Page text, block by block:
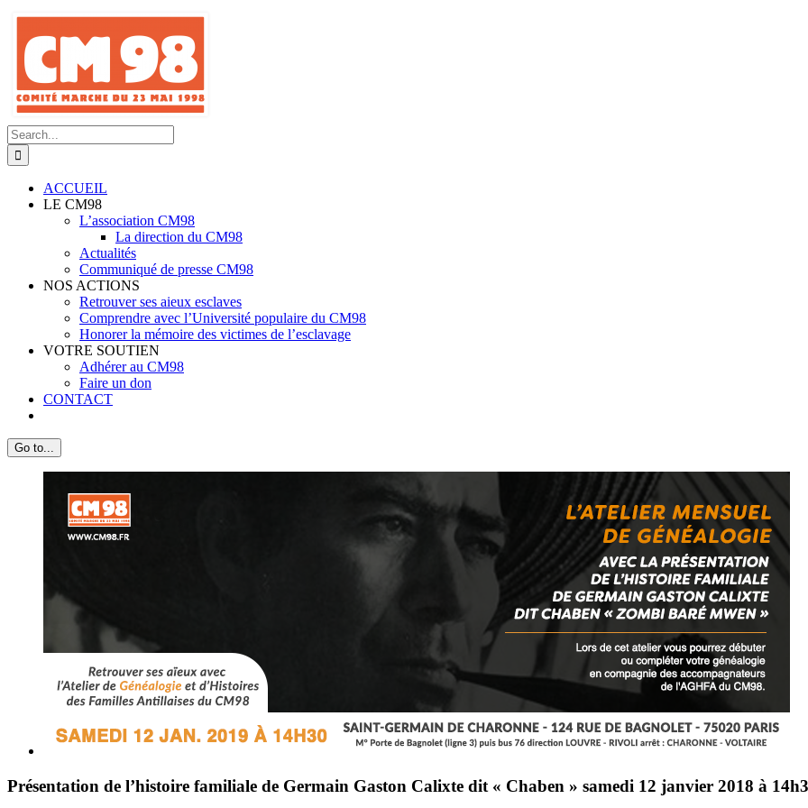
Skip
content
Search
for:
ACCUEIL
LE CM98
L’association CM98
La direction du CM98
Actualités
Communiqué de presse CM98
NOS ACTIONS
Retrouver ses aieux esclaves
Comprendre avec l’Université populaire du CM98
Honorer la mémoire des victimes de l’esclavage
VOTRE SOUTIEN
Adhérer au CM98
Faire un don
CONTACT
Go to...
Larger
Image
Présentation de l’histoire familiale de Germain Gaston Calixte dit « Chaben » samedi 12 janvier 2018 à